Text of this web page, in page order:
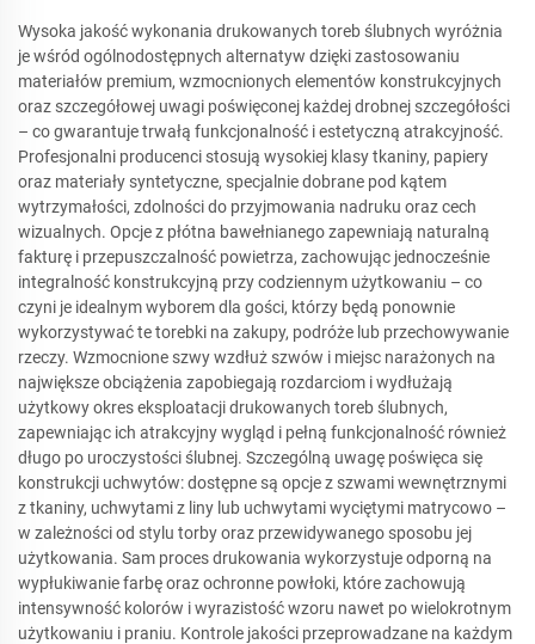
Wysoka jakość wykonania drukowanych toreb ślubnych wyróżnia
je wśród ogólnodostępnych alternatyw dzięki zastosowaniu
materiałów premium, wzmocnionych elementów konstrukcyjnych
oraz szczegółowej uwagi poświęconej każdej drobnej szczegółości
– co gwarantuje trwałą funkcjonalność i estetyczną atrakcyjność.
Profesjonalni producenci stosują wysokiej klasy tkaniny, papiery
oraz materiały syntetyczne, specjalnie dobrane pod kątem
wytrzymałości, zdolności do przyjmowania nadruku oraz cech
wizualnych. Opcje z płótna bawełnianego zapewniają naturalną
fakturę i przepuszczalność powietrza, zachowując jednocześnie
integralność konstrukcyjną przy codziennym użytkowaniu – co
czyni je idealnym wyborem dla gości, którzy będą ponownie
wykorzystywać te torebki na zakupy, podróże lub przechowywanie
rzeczy. Wzmocnione szwy wzdłuż szwów i miejsc narażonych na
największe obciążenia zapobiegają rozdarciom i wydłużają
użytkowy okres eksploatacji drukowanych toreb ślubnych,
zapewniając ich atrakcyjny wygląd i pełną funkcjonalność również
długo po uroczystości ślubnej. Szczególną uwagę poświęca się
konstrukcji uchwytów: dostępne są opcje z szwami wewnętrznymi
z tkaniny, uchwytami z liny lub uchwytami wyciętymi matrycowo –
w zależności od stylu torby oraz przewidywanego sposobu jej
użytkowania. Sam proces drukowania wykorzystuje odporną na
wypłukiwanie farbę oraz ochronne powłoki, które zachowują
intensywność kolorów i wyrazistość wzoru nawet po wielokrotnym
użytkowaniu i praniu. Kontrole jakości przeprowadzane na każdym